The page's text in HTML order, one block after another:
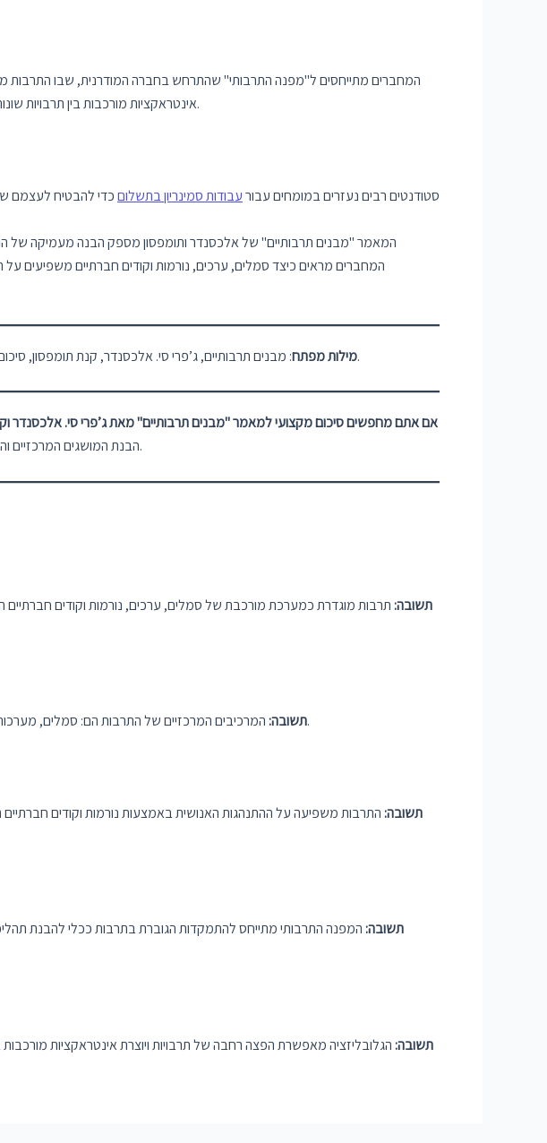
המחברים מתייחסים ל"מפנה התרבותי" שהתרחש בחברה המודרנית, שבו התרבות
אינטראקציות מורכבות בין תרבויות שונות. המדיה והתקשורת המודרנית משפיעות על האופן שבו אנו חווים ומבינים את התרבות שלנו ואת תרבויות אחרות.
סטודנטים רבים נעזרים במומחים עבורעבודות סמינריון בתשלוםכדי להבטיח לעצמם
המאמר "מבנים תרבותיים" של אלכסנדר ותומפסון מספק הבנה מעמיקה של
המחברים מראים כיצד סמלים, ערכים, נורמות וקודים חברתיים משפיעים על
מילות מפתח: מבנים תרבותיים, ג’פרי סי. אלכסנדר, קנת תומפסון, סיכום מאמר, תרבות, ערכים, נורמות, סמלים, קודים חברתיים, תת-תרבויות, סוציולוגיה, המפנה התרבותי, גלובליזציה.
אם אתם מחפשים סיכום מקצועי למאמר "מבנים תרבותיים" מאת ג’פרי סי. אלכסנדר
הבנת המושגים המרכזיים והמרכיבים של התרבות תסייע לכם בהעמקת הידע בסוציולוגיה ובהבנת התהליכים החברתיים המורכבים של ימינו.
תשובה:תרבות מוגדרת כמערכת מורכבת של סמלים, ערכים, נורמות וקודים
תשובה:המרכיבים המרכזיים של התרבות הם: סמלים, מערכות סמלים, קודים חברתיים, נורמות, ערכים ועמדות. כל מרכיב תורם להבנת המציאות ולהתנהגות האנושית בדרכו.
תשובה:התרבות משפיעה על ההתנהגות האנושית באמצעות נורמות וקודים
תשובה:המפנה התרבותי מתייחס להתמקדות הגוברת בתרבות ככלי להבנת
תשובה:הגלובליזציה מאפשרת הפצה רחבה של תרבויות ויוצרת אינטראקציות מורכבות